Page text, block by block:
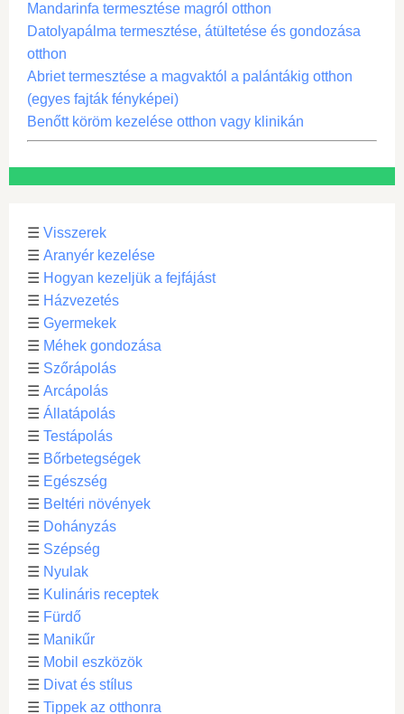
Mandarinfa termesztése magról otthon
Datolyapálma termesztése, átültetése és gondozása
otthon
Abriet termesztése a magvaktól a palántákig otthon
(egyes fajták fényképei)
Benőtt köröm kezelése otthon vagy klinikán
☰ Visszerek
☰ Aranyér kezelése
☰ Hogyan kezeljük a fejfájást
☰ Házvezetés
☰ Gyermekek
☰ Méhek gondozása
☰ Szőrápolás
☰ Arcápolás
☰ Állatápolás
☰ Testápolás
☰ Bőrbetegségek
☰ Egészség
☰ Beltéri növények
☰ Dohányzás
☰ Szépség
☰ Nyulak
☰ Kulináris receptek
☰ Fürdő
☰ Manikűr
☰ Mobil eszközök
☰ Divat és stílus
☰ Tippek az otthonra